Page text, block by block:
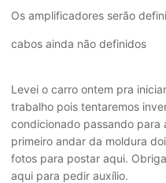
Os amplificadores serão
cabos ainda não definidos
Levei o carro ontem pra
trabalho pois tentaremos
condicionado passando para
primeiro andar da moldura
fotos para postar aqui.
aqui para pedir auxílio.